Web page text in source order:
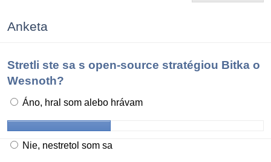
Anketa
Stretli ste sa s open-source stratégiou Bitka o
Wesnoth?
Áno, hral som alebo hrávam
Nie, nestretol som sa